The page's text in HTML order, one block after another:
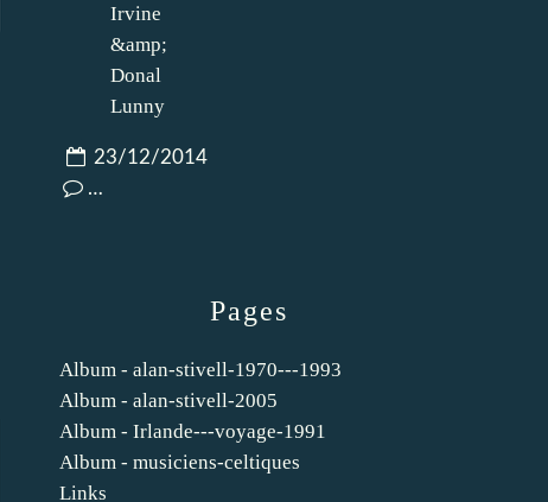
Pages
Album - alan-stivell-1970---1993
Album - alan-stivell-2005
Album - Irlande---voyage-1991
Album - musiciens-celtiques
Links
23/12/2014
…